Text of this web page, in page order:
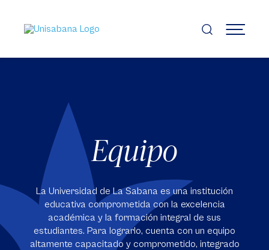
contenido
principal
MENÚ
Equipo
La Universidad de La Sabana es una institución
educativa comprometida con la excelencia
académica y la formación integral de sus
estudiantes. Para lograrlo, cuenta con un equipo
altamente capacitado y comprometido, integrado